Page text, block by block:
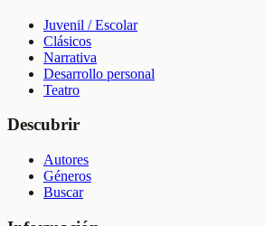
Juvenil / Escolar
Clásicos
Narrativa
Desarrollo personal
Teatro
Descubrir
Autores
Géneros
Buscar